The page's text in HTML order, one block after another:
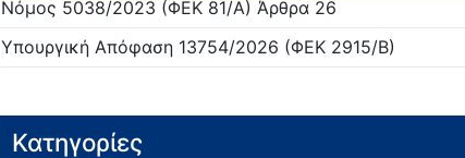
Νόμος 5038/2023 (ΦΕΚ 81/Α) Άρθρα 26
Υπουργική Απόφαση13754/2026 (ΦΕΚ 2915/Β)
Κατηγορίες